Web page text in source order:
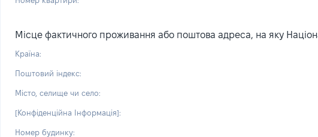
Місце фактичного проживання або поштова адреса, на яку
Країна:
Поштовий індекс:
Місто, селище чи село:
[Конфіденційна Інформація]:
Номер будинку: